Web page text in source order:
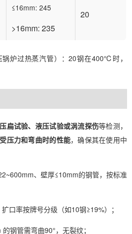
≤16mm: 245
>16mm: 235
20
锅炉过热蒸汽管）：20钢在400℃时，
压扁试验、液压试验或涡流探伤等检测，
压力和弯曲时的性能，确保其在使用中
、壁厚≤10mm的钢管，按标准
口率按牌号分级（如10钢≥19%）；
钢管需弯曲90°，无裂纹；